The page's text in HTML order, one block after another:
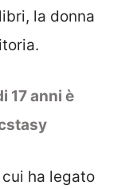
la donna
17 anni è
ha legato